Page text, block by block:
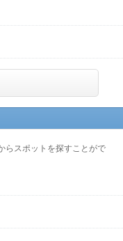
らスポットを探すことがで